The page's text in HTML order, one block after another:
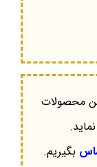
محصولات
بگیریم.